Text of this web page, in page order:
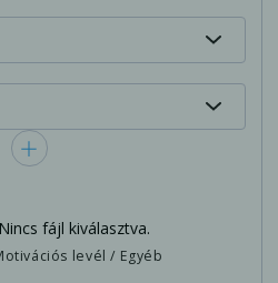
Nincs fájl kiválasztva.
levél / Egyéb